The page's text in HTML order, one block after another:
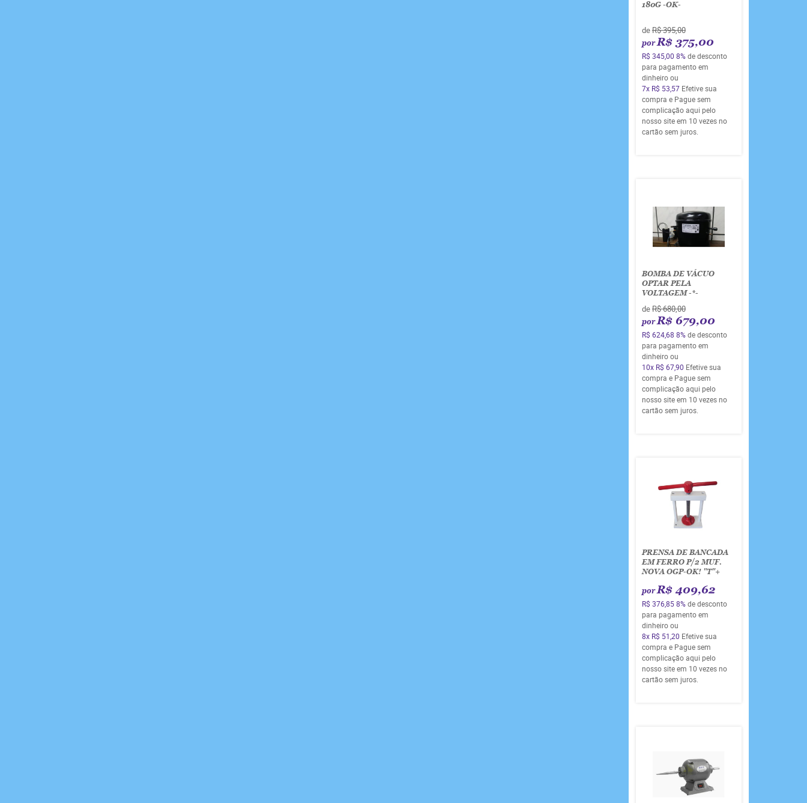
180G -OK-
deR$ 395,00
por R$ 375,00
R$ 345,00 8%de desconto
para pagamento em
dinheiro ou
7x R$ 53,57Efetive sua
compra e Pague sem
complicação aqui pelo
nosso site em 10 vezes no
cartão sem juros.
BOMBA DE VÁCUO
OPTAR PELA
VOLTAGEM -*-
deR$ 680,00
por R$ 679,00
R$ 624,68 8%de desconto
para pagamento em
dinheiro ou
10x R$ 67,90 Efetive sua
compra e Pague sem
complicação aqui pelo
nosso site em 10 vezes no
cartão sem juros.
PRENSA DE BANCADA
EM FERRO P/2 MUF.
NOVA OGP-OK! "T"+
por R$ 409,62
R$ 376,85 8%de desconto
para pagamento em
dinheiro ou
8x R$ 51,20 Efetive sua
compra e Pague sem
complicação aqui pelo
nosso site em 10 vezes no
cartão sem juros.